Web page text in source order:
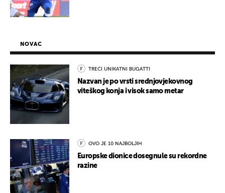
NOVAC
TREĆI UNIKATNI BUGATTI
Nazvan je po vrsti srednjovjekovnog
viteškog konja i visok samo metar
OVO JE 10 NAJBOLJIH
Europske dionice dosegnule su rekordne
razine